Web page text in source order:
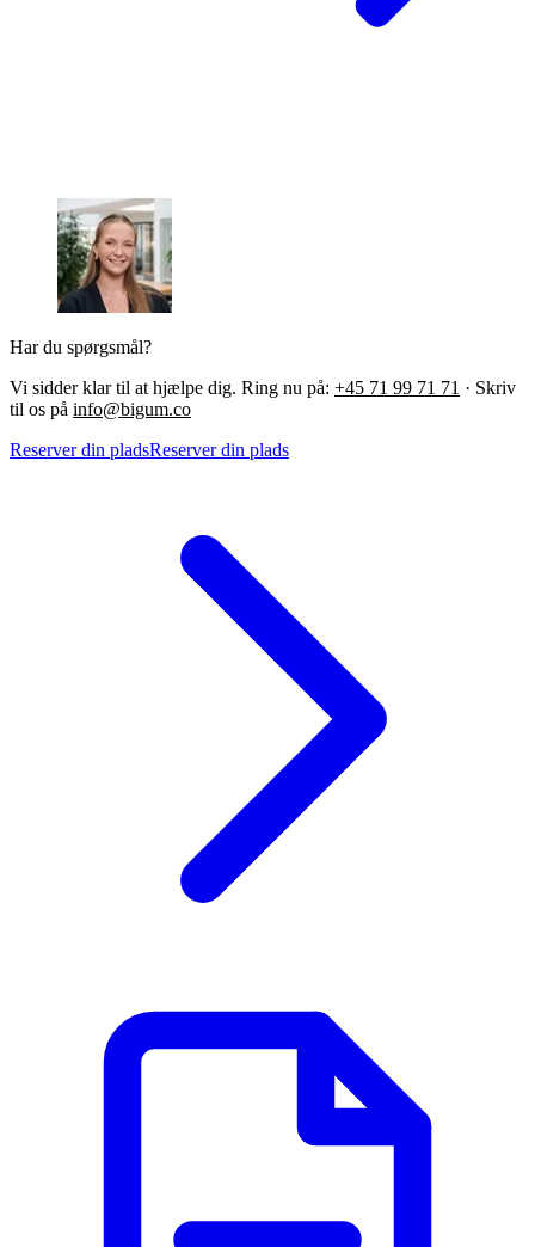
Har du spørgsmål?
Vi sidder klar til at hjælpe dig. Ring nu på: +45 71 99 71 71 · Skriv
til os på info@bigum.co
Reserver din pladsReserver din plads